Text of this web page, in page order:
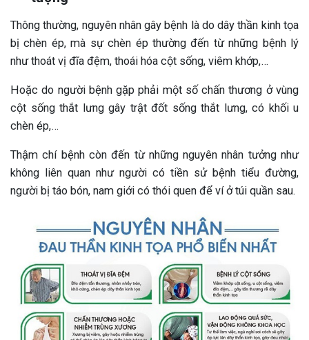
Thông thường, nguyên nhân gây bệnh là do dây thần kinh tọa
bị chèn ép, mà sự chèn ép thường đến từ những bệnh lý
như thoát vị đĩa đệm, thoái hóa cột sống, viêm khớp,…
Hoặc do người bệnh gặp phải một số chấn thương ở vùng
cột sống thắt lưng gây trật đốt sống thắt lưng, có khối u
chèn ép,…
Thậm chí bệnh còn đến từ những nguyên nhân tưởng như
không liên quan như người có tiền sử bệnh tiểu đường,
người bị táo bón, nam giới có thói quen để ví ở túi quần sau.